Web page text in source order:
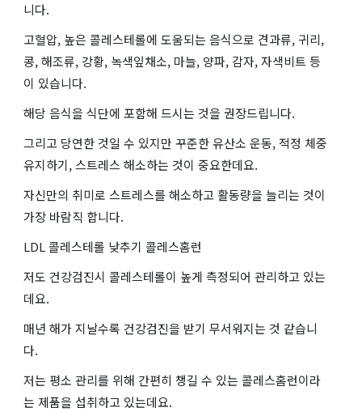
니다.
고혈압, 높은 콜레스테롤에 도움되는 음식으로 견과류, 귀리,
콩, 해조류, 강황, 녹색잎채소, 마늘, 양파, 감자, 자색비트 등
이 있습니다.
해당 음식을 식단에 포함해 드시는 것을 권장드립니다.
그리고 당연한 것일 수 있지만 꾸준한 유산소 운동, 적정 체중
유지하기, 스트레스 해소하는 것이 중요한데요.
자신만의 취미로 스트레스를 해소하고 활동량을 늘리는 것이
가장 바람직 합니다.
LDL 콜레스테롤 낮추기 콜레스홈런
저도 건강검진시 콜레스테롤이 높게 측정되어 관리하고 있는
데요.
매년 해가 지날수록 건강검진을 받기 무서워지는 것 같습니
다.
저는 평소 관리를 위해 간편히 챙길 수 있는 콜레스홈런이라
는 제품을 섭취하고 있는데요.